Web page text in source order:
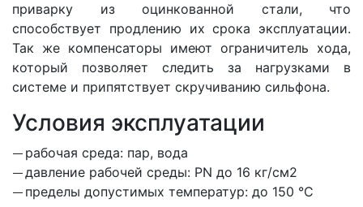
приварку из оцинкованной стали, что
способствует продлению их срока эксплуатации.
Так же компенсаторы имеют ограничитель хода,
который позволяет следить за нагрузками в
системе и припятствует скручиванию сильфона.
Условия эксплуатации
рабочая среда: пар, вода
давление рабочей среды: PN до 16 кг/см2
пределы допустимых температур: до 150 °С